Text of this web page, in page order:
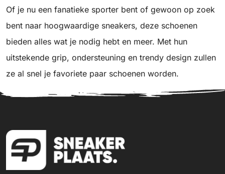
Of je nu een fanatieke sporter bent of gewoon op zoek
bent naar hoogwaardige sneakers, deze schoenen
bieden alles wat je nodig hebt en meer. Met hun
uitstekende grip, ondersteuning en trendy design zullen
ze al snel je favoriete paar schoenen worden.